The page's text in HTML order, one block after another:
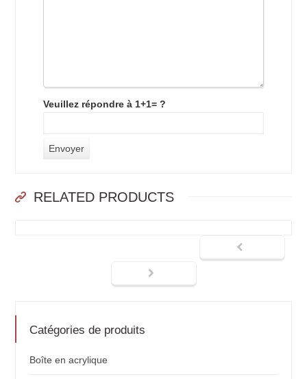
Veuillez répondre à 1+1= ?
RELATED PRODUCTS
Catégories de produits
Boîte en acrylique